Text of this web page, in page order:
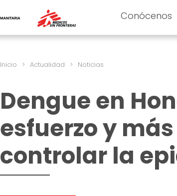
Conócenos
Inicio > Actualidad > Noticias
Dengue en
esfuerzo y
controlar la